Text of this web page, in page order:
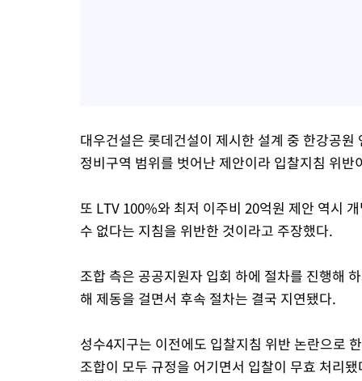
대우건설은 롯데건설이 제시한 설계 중 한강공
정비구역 범위를 벗어난 제안이라 입찰지침 위반
또 LTV 100%와 최저 이주비 20억원 제안 역시
수 없다는 지침을 위반한 것이라고 주장했다.
조합 측은 공공지원자 입회 하에 절차를 진행해
해 제동을 걸면서 후속 절차는 결국 지연됐다.
성수4지구는 이전에도 입찰지침 위반 논란으로
조합이 모두 규정을 어기면서 입찰이 무효 처리